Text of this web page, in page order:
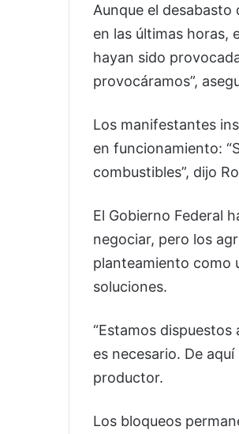
Aunque el
en las últimas horas,
hayan sido
provocáramos”,
Los manifestantes
en funcionamiento:
combustibles”, dijo
El Gobierno Federal
negociar, pero los
planteamiento como
soluciones.
“Estamos
es necesario. De
productor.
Los bloqueos